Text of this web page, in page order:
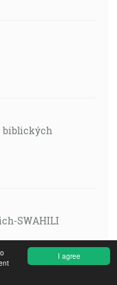
I agree
biblických
SWAHILI